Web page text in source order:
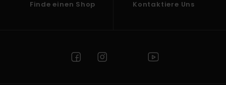
Finde einen Shop Kontaktiere Uns